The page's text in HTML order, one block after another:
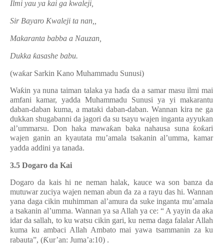
Ilmi yau ya kai ga kwaleji,
Sir Bayaro Kwaleji ta nan,,
Makaranta babba a Nauzan,
Dukka ƙasashe babu.
(waƙar Sarkin Kano Muhammadu Sunusi)
Waƙin ya nuna taiman talaka ya haɗa da a samar masu ilmi mai
amfani kamar, yadda Muhammadu Sunusi ya yi makarantu
daban-daban kuma, a mataki daban-daban. Wannan kira ne ga
dukkan shugabanni da jagori da su tsayu wajen inganta ayyukan
al’ummarsu. Don haka mawaƙan baka nahausa suna ƙoƙari
wajen ganin an kyautata mu’amala tsakanin al’umma, kamar
yadda addini ya tanada.
3.5 Dogaro da Kai
Dogaro da kais hi ne neman halak, kauce wa son banza da
mutuwar zuciya wajen neman abun da za a rayu das hi. Wannan
yana daga cikin muhimman al’amura da suke inganta mu’amala
a tsakanin al’umma. Wannan ya sa Allah ya ce: “ A yayin da aka
idar da sallah, to ku watsu cikin gari, ku nema daga falalar Allah
kuma ku ambaci Allah Ambato mai yawa tsammanin za ku
rabauta”, (Ƙur’an: Juma’a:10) .